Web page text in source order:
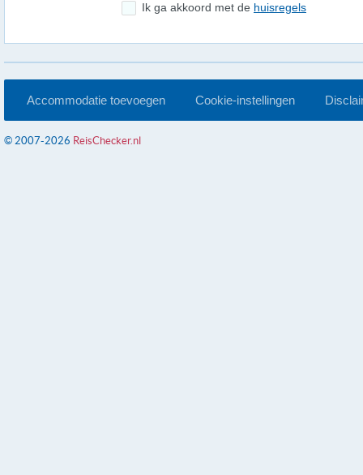
Ik ga akkoord met de huisregels
Accommodatie toevoegen Cookie-instellingen
© 2007-2026 ReisChecker.nl